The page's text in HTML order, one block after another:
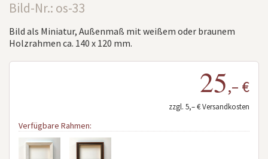
Bild-Nr.: os-33
Bild als Miniatur, Außenmaß mit weißem oder braunem
Holzrahmen ca. 140 x 120 mm.
25,– €
zzgl. 5,– € Versandkosten
Verfügbare Rahmen: